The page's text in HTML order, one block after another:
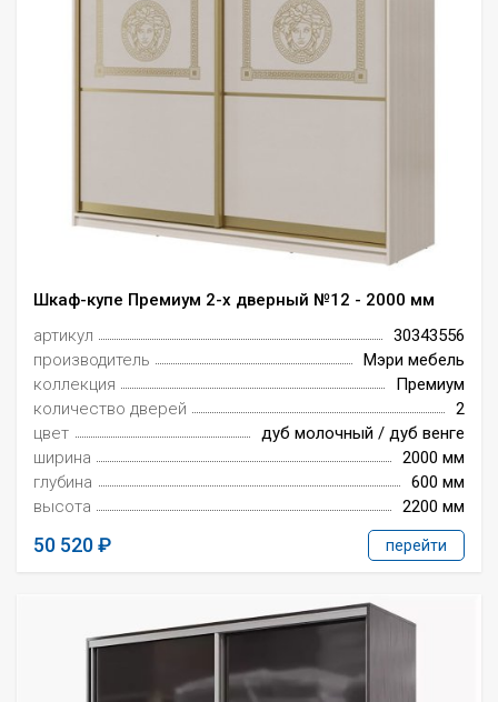
Шкаф-купе Премиум 2-х дверный №12 - 2000 мм
артикул
30343556
производитель
Мэри мебель
коллекция
Премиум
количество дверей
2
цвет
дуб молочный / дуб венге
ширина
2000 мм
глубина
600 мм
высота
2200 мм
50 520 перейти